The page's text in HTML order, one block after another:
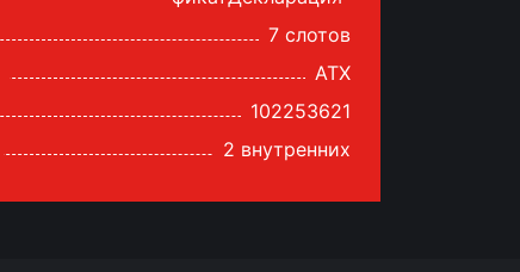
7 слотов
ATX
102253621
2 внутренних